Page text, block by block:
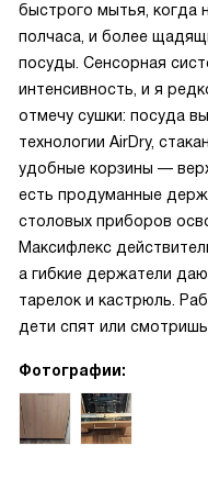
быстрого мытья, когда
полчаса, и более
посуды. Сенсорная
интенсивность, и я
отмечу сушки: посуда
технологии AirDry,
удобные корзины —
есть продуманные
столовых приборов
Максифлекс
а гибкие держатели
тарелок и кастрюль.
дети спят или смотришь
Фотографии: